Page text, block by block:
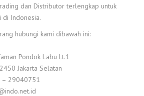
dan Distributor terlengkap untuk
di Indonesia.
hubungi kami dibawah ini:
Pondok Labu Lt.1
Jakarta Selatan
– 29040751